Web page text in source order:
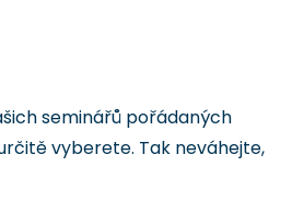
seminářů pořádaných
vyberete. Tak neváhejte,